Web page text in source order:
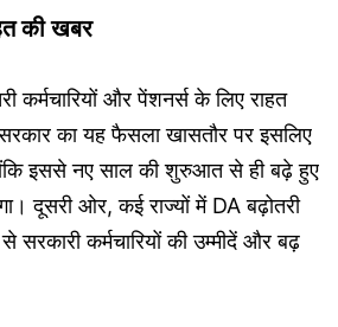
की खबर
कर्मचारियों और पेंशनर्स के लिए राहत
का यह फैसला खासतौर पर इसलिए
इससे नए साल की शुरुआत से ही बढ़े हुए
दूसरी ओर, कई राज्यों में DA बढ़ोतरी
सरकारी कर्मचारियों की उम्मीदें और बढ़